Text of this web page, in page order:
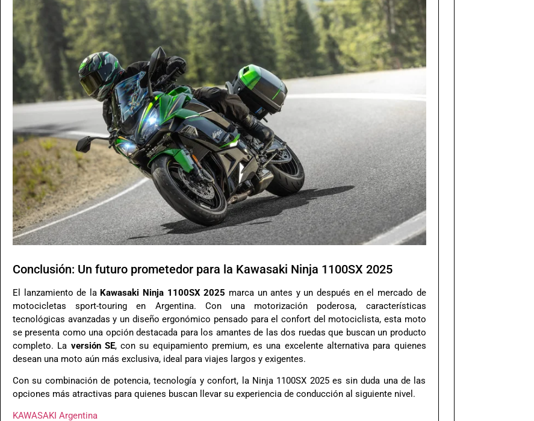
Conclusión: Un futuro prometedor para la Kawasaki Ninja 1100SX 2025
El lanzamiento de la Kawasaki Ninja 1100SX 2025 marca un antes y un después en el mercado de
motocicletas sport-touring en Argentina. Con una motorización poderosa, características
tecnológicas avanzadas y un diseño ergonómico pensado para el confort del motociclista, esta moto
se presenta como una opción destacada para los amantes de las dos ruedas que buscan un producto
completo. La versión SE, con su equipamiento premium, es una excelente alternativa para quienes
desean una moto aún más exclusiva, ideal para viajes largos y exigentes.
Con su combinación de potencia, tecnología y confort, la Ninja 1100SX 2025 es sin duda una de las
opciones más atractivas para quienes buscan llevar su experiencia de conducción al siguiente nivel.
KAWASAKI Argentina